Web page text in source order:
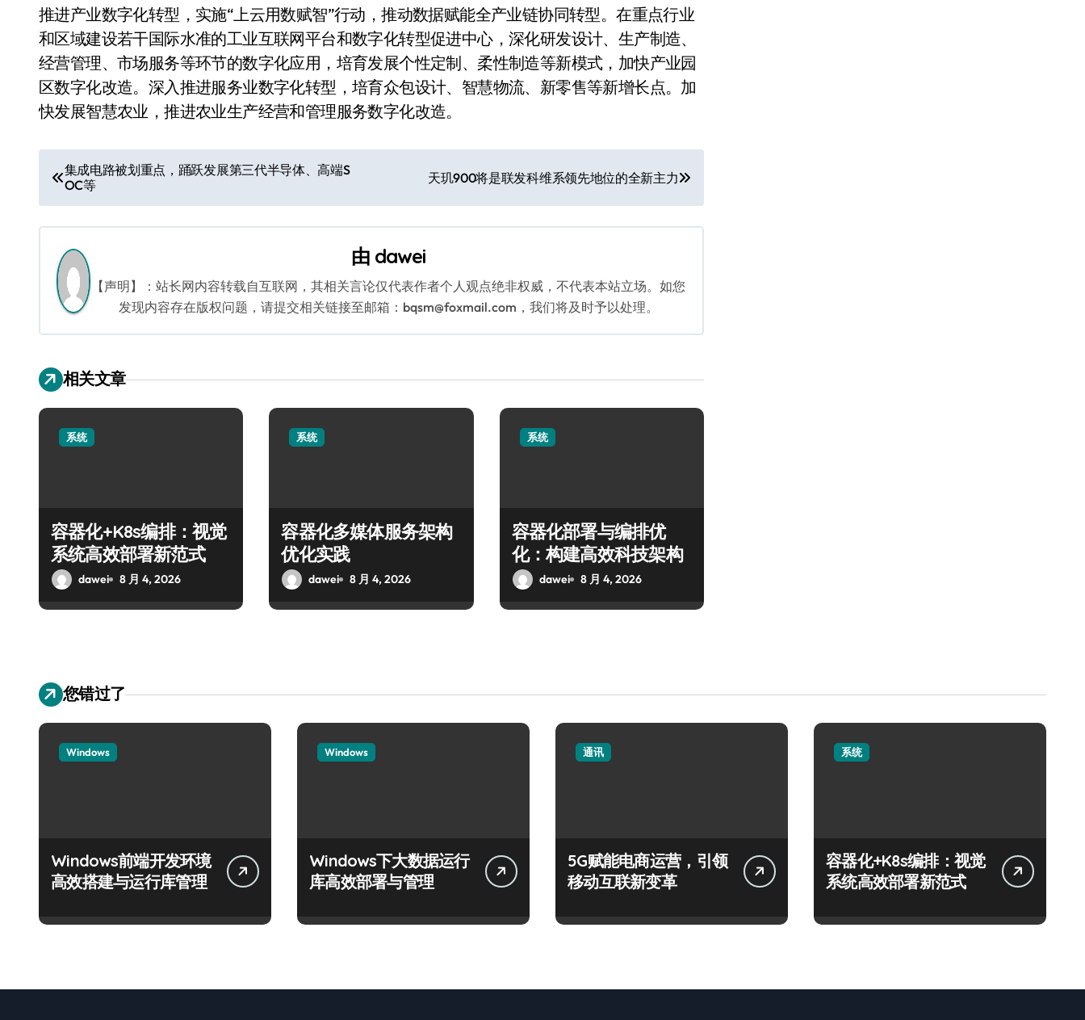
推进产业数字化转型，实施“上云用数赋智”行动，推动数据赋能全产业链协同转型。在重点行业
和区域建设若干国际水准的工业互联网平台和数字化转型促进中心，深化研发设计、生产制造、
经营管理、市场服务等环节的数字化应用，培育发展个性定制、柔性制造等新模式，加快产业园
区数字化改造。深入推进服务业数字化转型，培育众包设计、智慧物流、新零售等新增长点。加
快发展智慧农业，推进农业生产经营和管理服务数字化改造。
文
章
导
航
集成电路被划重点，踊跃发展第三代半导体、高端S
OC等
天玑900将是联发科维系领先地位的全新主力
由 dawei
【声明】：站长网内容转载自互联网，其相关言论仅代表作者个人观点绝非权威，不代表本站立场。如您
发现内容存在版权问题，请提交相关链接至邮箱：bqsm@foxmail.com，我们将及时予以处理。
相关文章
系统
容器化+K8s编排：视觉
系统高效部署新范式
dawei 8 月 4, 2026
系统
容器化多媒体服务架构
优化实践
dawei 8 月 4, 2026
系统
容器化部署与编排优
化：构建高效科技架构
dawei 8 月 4, 2026
您错过了
Windows
Windows前端开发环境
高效搭建与运行库管理
Windows
Windows下大数据运行
库高效部署与管理
通讯
5G赋能电商运营，引领
移动互联新变革
系统
容器化+K8s编排：视觉
系统高效部署新范式